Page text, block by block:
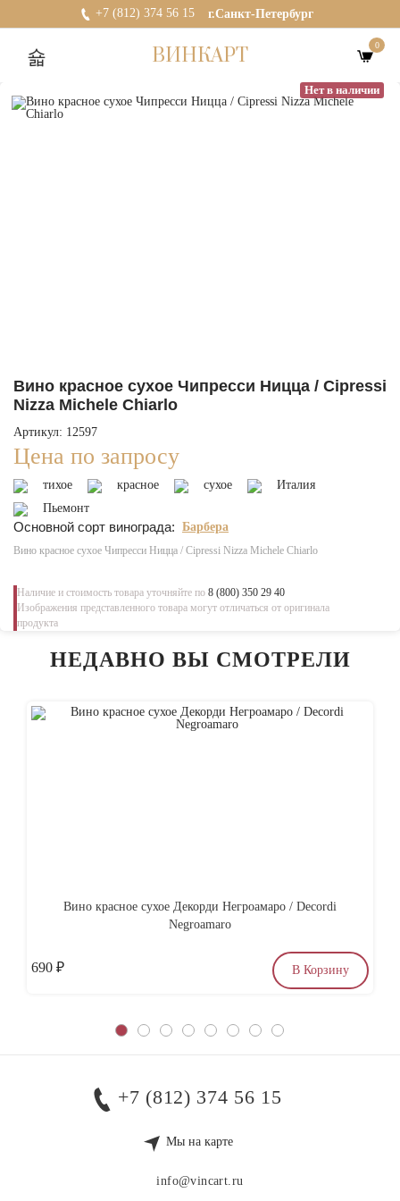
+7 (812) 374 56 15 г.Санкт-Петербург
ВИНКАРТ 0
Нет в наличии
Вино красное сухое Чипресси Ницца / Cipressi
Nizza Michele Chiarlo
Артикул: 12597
Цена по запросу
тихое красное сухое
Италия
Пьемонт
Основной сорт винограда: Барбера
Вино красное сухое Чипресси Ницца / Cipressi Nizza Michele Chiarlo
Наличие и стоимость товара уточняйте по 8 (800) 350 29 40
Изображения представленного товара могут отличаться от оригинала
продукта
НЕДАВНО ВЫ СМОТРЕЛИ
Вино красное сухое Декорди Негроамаро / Decordi
Negroamaro
690 ₽ В Корзину
+7 (812) 374 56 15
Мы на карте
info@vincart.ru